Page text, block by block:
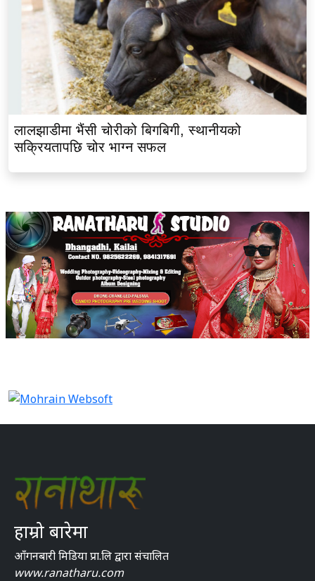
लालझाडीमा भैंसी चोरीको बिगबिगी, स्थानीयको
सक्रियतापछि चोर भाग्न सफल
हाम्रो बारेमा
आँगनबारी मिडिया प्रा.लि द्वारा संचालित
www.ranatharu.com